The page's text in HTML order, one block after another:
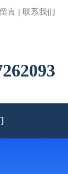
言 | 联系我们